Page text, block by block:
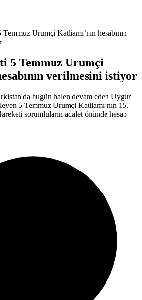
Urumçi Katliamı’nın hesabının
5 Temmuz Urumçi
verilmesini istiyor
bugün halen devam eden Uygur
5 Temmuz Urumçi Katliamı’nın 15.
sorumluların adalet önünde hesap